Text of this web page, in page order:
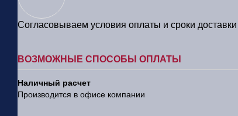
Согласовываем условия оплаты и сроки доставки
ВОЗМОЖНЫЕ СПОСОБЫ ОПЛАТЫ
Наличный расчет
Производится в офисе компании